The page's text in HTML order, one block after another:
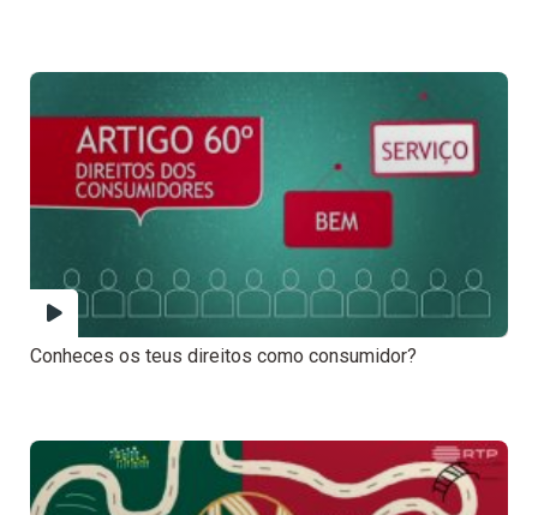
Conheces os teus direitos como consumidor?